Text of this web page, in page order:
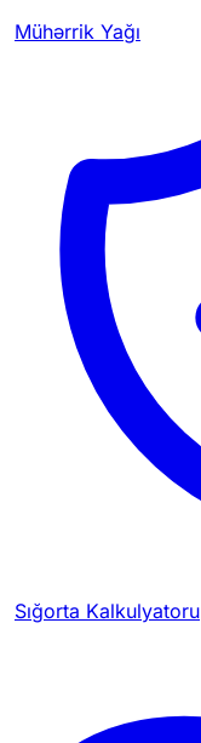
Mühərrik Yağı
Sığorta Kalkulyatoru